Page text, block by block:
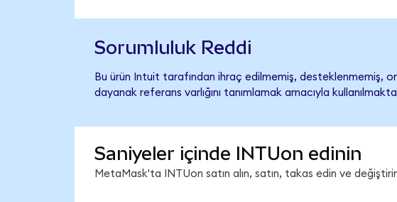
Sorumluluk Reddi
Bu ürün Intuit tarafından ihraç edilmemiş, desteklenmemiş,
dayanak referans varlığını tanımlamak amacıyla
Saniyeler içinde INTUon edinin
MetaMask'ta INTUon satın alın, satın, takas edin ve